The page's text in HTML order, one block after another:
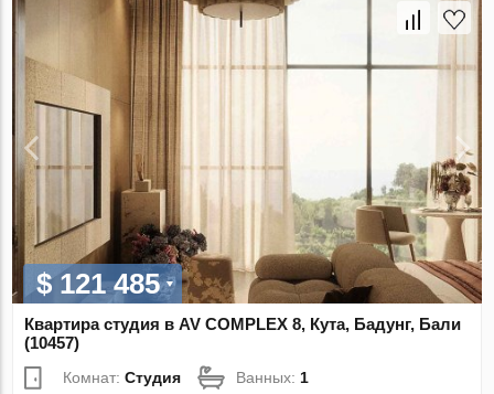
$ 121 485
Квартира студия в AV COMPLEX 8, Кута, Бадунг, Бали
(10457)
Комнат:Студия Ванных: 1